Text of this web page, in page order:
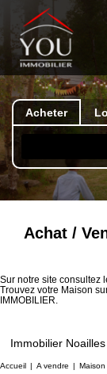
Acheter
Achat /
Sur notre site consultez
Trouvez votre Maison
IMMOBILIER.
Immobilier Noailles
Accueil A vendre Maison